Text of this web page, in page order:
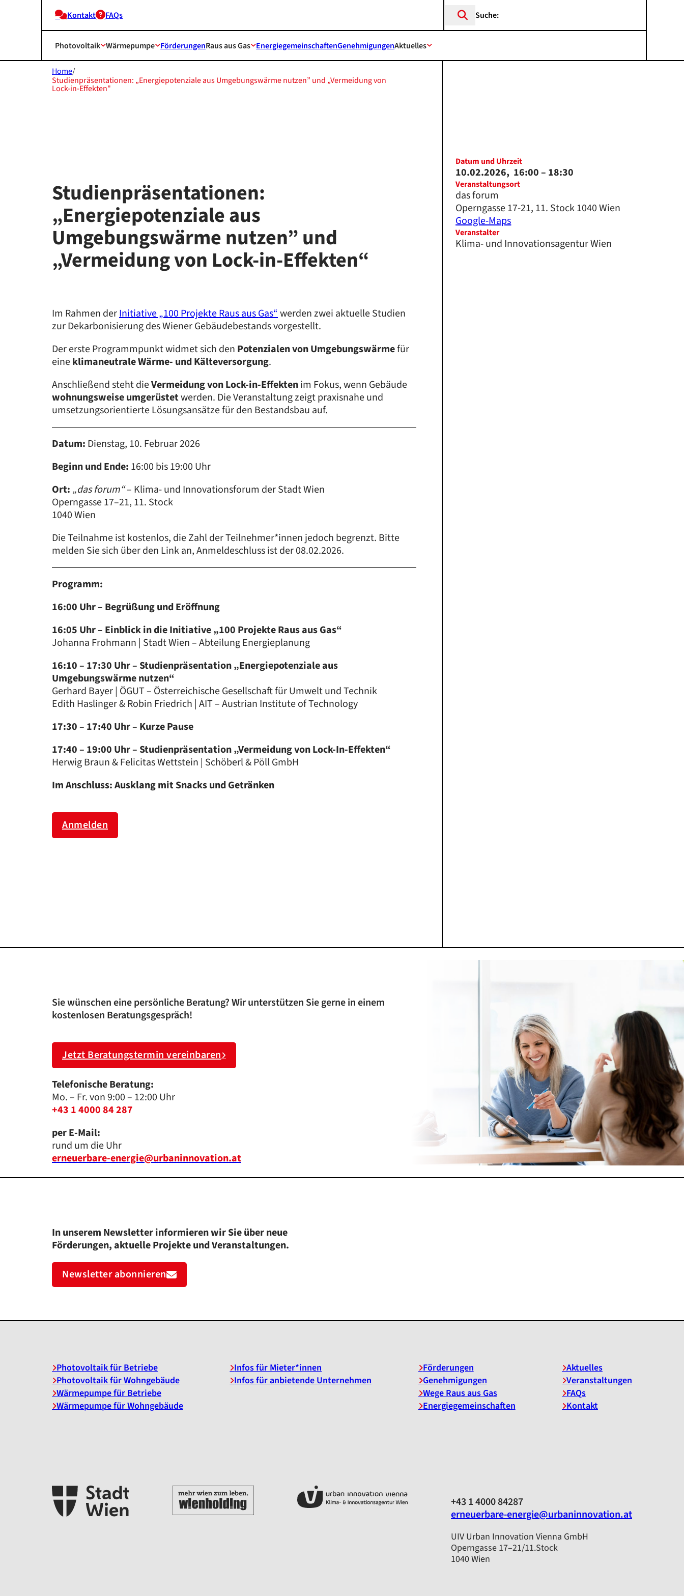
Kontakt FAQs Search ...
Photovoltaik Wärmepumpe FörderungenRaus aus Gas EnergiegemeinschaftenGenehmigungenAktuelles
Home/
Studienpräsentationen: „Energiepotenziale aus Umgebungswärme nutzen” und „Vermeidung von
Lock-in-Effekten"
Studienpräsentationen:
„Energiepotenziale aus
Umgebungswärme nutzen” und
„Vermeidung von Lock-in-Effekten“
Im Rahmen derInitiative „100 Projekte Raus aus Gas“werden zwei aktuelle Studien
zur Dekarbonisierung des Wiener Gebäudebestands vorgestellt.
Der erste Programmpunkt widmet sich den Potenzialen von Umgebungswärmefür
eineklimaneutrale Wärme- und Kälteversorgung.
Anschließend steht dieVermeidung von Lock-in-Effektenim Fokus, wenn Gebäude
wohnungsweise umgerüstetwerden. Die Veranstaltung zeigt praxisnahe und
umsetzungsorientierte Lösungsansätze für den Bestandsbau auf.
Datum: Dienstag, 10. Februar 2026
Beginn und Ende: 16:00 bis 19:00 Uhr
Ort: „das forum“– Klima- und Innovationsforum der Stadt Wien
Operngasse 17–21, 11. Stock
1040 Wien
Die Teilnahme ist kostenlos, die Zahl der Teilnehmer*innen jedoch begrenzt. Bitte
melden Sie sich über den Link an, Anmeldeschluss ist der 08.02.2026.
Programm:
16:00 Uhr – Begrüßung und Eröffnung
16:05 Uhr – Einblick in die Initiative „100 Projekte Raus aus Gas“
Johanna Frohmann | Stadt Wien – Abteilung Energieplanung
16:10 – 17:30 Uhr – Studienpräsentation „Energiepotenziale aus
Umgebungswärme nutzen“
Gerhard Bayer | ÖGUT – Österreichische Gesellschaft für Umwelt und Technik
Edith Haslinger & Robin Friedrich | AIT – Austrian Institute of Technology
17:30 – 17:40 Uhr – Kurze Pause
17:40 – 19:00 Uhr – Studienpräsentation „Vermeidung von Lock-In-Effekten“
Herwig Braun & Felicitas Wettstein | Schöberl & Pöll GmbH
Im Anschluss: Ausklang mit Snacks und Getränken
Anmelden
Datum und Uhrzeit
10.02.2026, 16:00– 18:30
Veranstaltungsort
das forum
Operngasse 17-21, 11. Stock 1040 Wien
Google-Maps
Veranstalter
Klima- und Innovationsagentur Wien
Sie wünschen eine persönliche Beratung? Wir unterstützen Sie gerne in einem
kostenlosen Beratungsgespräch!
Jetzt Beratungstermin vereinbaren
Telefonische Beratung:
Mo. – Fr. von 9:00 – 12:00 Uhr
+43 1 4000 84 287
per E-Mail:
rund um die Uhr
erneuerbare-energie@urbaninnovation.at
In unserem Newsletter informieren wir Sie über neue
Förderungen, aktuelle Projekte und Veranstaltungen.
Newsletter abonnieren
Photovoltaik für Betriebe
Photovoltaik für Wohngebäude
Wärmepumpe für Betriebe
Wärmepumpe für Wohngebäude
Infos für Mieter*innen
Infos für anbietende Unternehmen
Förderungen
Genehmigungen
Wege Raus aus Gas
Energiegemeinschaften
Aktuelles
Veranstaltungen
FAQs
Kontakt
+43 1 4000 84287
erneuerbare-energie@urbaninnovation.at
UIV Urban Innovation Vienna GmbH
Operngasse 17–21/11.Stock
1040 Wien